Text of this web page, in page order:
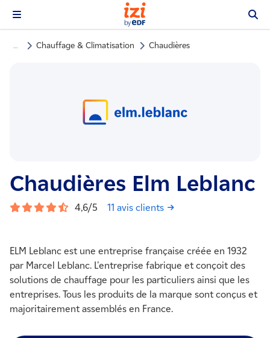
… Chauffage & Climatisation Chaudières
Chaudières Elm Leblanc
4,6/5 11 avis clients
ELM Leblanc est une entreprise française créée en 1932
par Marcel Leblanc. L'entreprise fabrique et conçoit des
solutions de chauffage pour les particuliers ainsi que les
entreprises. Tous les produits de la marque sont conçus et
majoritairement assemblés en France.